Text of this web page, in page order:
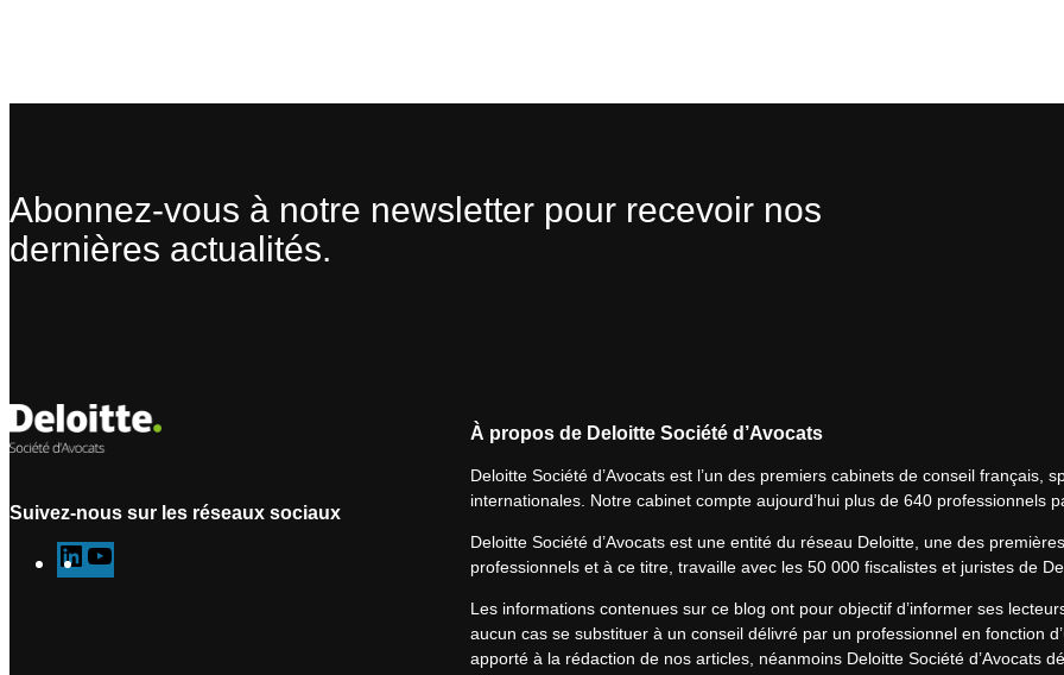
Abonnez-vous à notre newsletter pour recevoir nos
dernières actualités.
Suivez-nous sur les réseaux sociaux
L
i
o
À propos de Deloitte Société d’Avocats
Deloitte Société d’Avocats est l’un des premiers cabinets de conseil français,
internationales. Notre cabinet compte aujourd’hui plus de 640 professionnels
Deloitte Société d’Avocats est une entité du réseau Deloitte, une des
professionnels et à ce titre, travaille avec les 50 000 fiscalistes et juristes de
Les informations contenues sur ce blog ont pour objectif d’informer ses
aucun cas se substituer à un conseil délivré par un professionnel en fonction
apporté à la rédaction de nos articles, néanmoins Deloitte Société d’Avocats